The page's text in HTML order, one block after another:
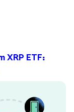
XRP ETF: